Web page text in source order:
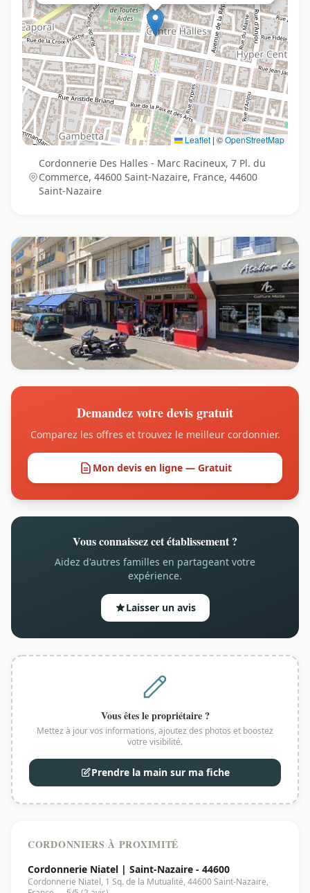
Leaflet | ©OpenStreetMap
Cordonnerie Des Halles - Marc Racineux, 7 Pl. du
Commerce, 44600 Saint-Nazaire, France, 44600
Saint-Nazaire
Demandez votre devis gratuit
Comparez les offres et trouvez le meilleur cordonnier.
Mon devis en ligne — Gratuit
Vous connaissez cet établissement ?
Aidez d'autres familles en partageant votre
expérience.
Laisser un avis
Vous êtes le propriétaire ?
Mettez à jour vos informations, ajoutez des photos et boostez
votre visibilité.
Prendre la main sur ma fiche
CORDONNIERS À PROXIMITÉ
Cordonnerie Niatel | Saint-Nazaire - 44600
Cordonnerie Niatel, 1 Sq. de la Mutualité, 44600 Saint-Nazaire,